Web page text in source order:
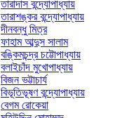
তারাদাস বন্দ্যোপাধ্যায়
তারাশঙ্কর বন্দ্যোপাধ্যায়
দীনবন্ধু মিত্র
ফাহাম আব্দুস সালাম
বঙ্কিমচন্দ্র চট্টোপাধ্যায়
বলাইচাঁদ মুখোপাধ্যায়
বিজন ভট্টাচার্য
বিভূতিভূষণ বন্দ্যোপাধ্যায়
বেগম রোকেয়া